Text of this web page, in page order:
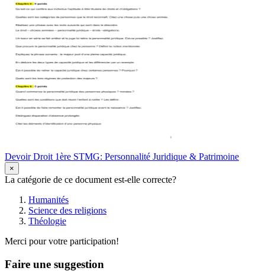
Devoir Droit 1ère STMG: Personnalité Juridique & Patrimoine
×
La catégorie de ce document est-elle correcte?
Humanités
Science des religions
Théologie
Merci pour votre participation!
Faire une suggestion